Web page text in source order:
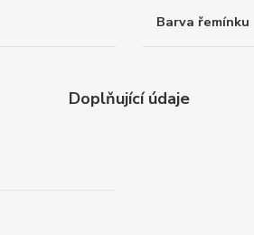
Barva řemínku
Doplňující údaje